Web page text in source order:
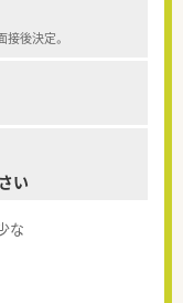
後決定。
い
な